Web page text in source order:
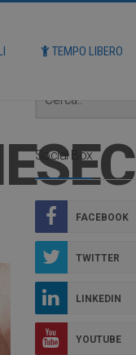
TEMPO LIBERO
Social Box
FACEBOOK
TWITTER
LINKEDIN
YOUTUBE